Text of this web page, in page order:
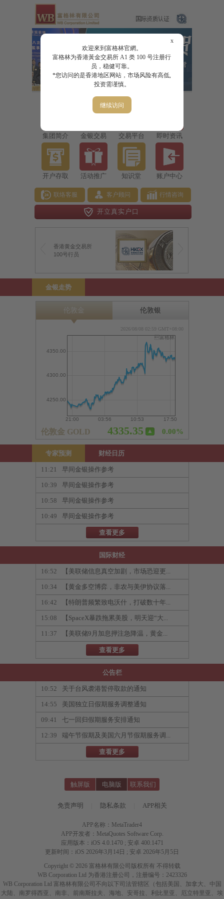
x
欢迎來到富格林官網。
富格林为香港黃金交易所 A1 类 100 号注册行
员，稳健可靠。
*您访问的是香港地区网站，市场风险有高低,
投资需谨慎。
继续访问
集团简介 金银交易 交易平台 即时资讯
开户存取 活动推广 知识堂 账户中心
联络客服 客户顾问 行情咨询
开立真实户口
香港黄金交易所
100号行员
金银走势
专家预测 财经日历
11:21 早间金银操作参考
10:39 早间金银操作参考
10:58 早间金银操作参考
10:49 早间金银操作参考
查看更多
国际财经
16:52 【美联储信息真空加剧，市场恐迎更...
10:34 【黄金多空博弈，非农与美伊协议落...
16:42 【特朗普频繁致电沃什，打破数十年...
15:08 【SpaceX暴跌拖累美股，明天迎“大...
11:37 【美联储9月加息押注急降温，黄金...
查看更多
公告栏
10:52 关于台风袭港暂停取款的通知
14:55 美国独立日假期服务调整通知
09:41 七一回归假期服务安排通知
12:39 端午节假期及美国六月节假期服务调...
查看更多
触屏版 电脑版 联系我们
免责声明 隐私条款 APP相关
APP名称：MetaTrader4
APP开发者：MetaQuotes Software Corp.
应用版本：iOS 4.0.1470 ; 安卓 400.1471
更新时间：iOS 2026年3月14日 ; 安卓 2026年5月5日
Copyright © 2026 富格林有限公司版权所有 不得转载
WB Corporation Ltd 为香港注册公司，注册编号：2423326
WB Corporation Ltd 富格林有限公司不向以下司法管辖区（包括美国、加拿大、中国
大陆、南罗得西亚、南非、前南斯拉夫、海地、安哥拉、利比里亚、厄立特里亚、埃